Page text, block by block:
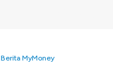
Berita MyMoney